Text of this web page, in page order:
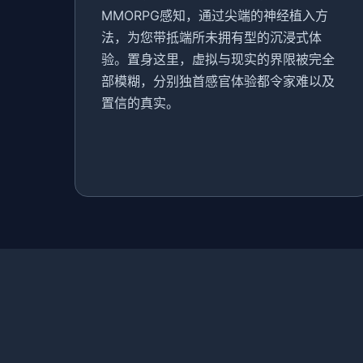
MMORPG感知，通过尖端的神经植入方
法，为您带抵端所未拥有型的沉浸式体
验。置身这里，虚拟与现实的界限被完全
部模糊，分别独首感官体验都令家难以及
置信的真实。